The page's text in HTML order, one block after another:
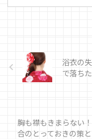
浴衣の
で落ち
胸も襟もきまらない
合のとっておきの策と